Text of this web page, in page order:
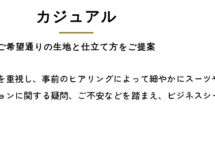
カジュアル
希望通りの生地と仕立て方をご提案
視し、事前のヒアリングによって細やかにスー
に関する疑問、ご不安などを踏まえ、ビジネス